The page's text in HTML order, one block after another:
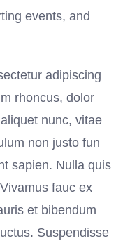
events, and
adipiscing
rhoncus, dolor
nunc, vitae
non justo fun
sapien. Nulla quis
fauc ex
et bibendum
Suspendisse